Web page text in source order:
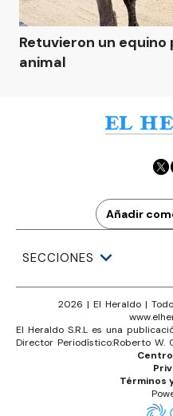
Retuvieron un
animal
Añadir
SECCIONES
2026 | El Heraldo |
www.
El Heraldo S.R.L es una
Director Periodístico:Roberto W.
Términos